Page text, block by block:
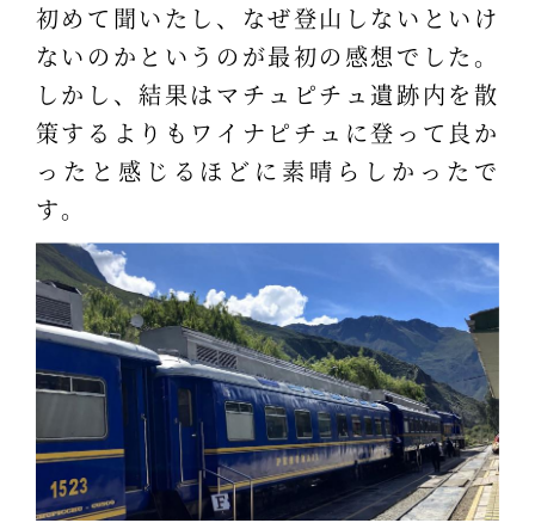
初めて聞いたし、なぜ登山しないといけ
ないのかというのが最初の感想でした。
しかし、結果はマチュピチュ遺跡内を散
策するよりもワイナピチュに登って良か
ったと感じるほどに素晴らしかったで
す。